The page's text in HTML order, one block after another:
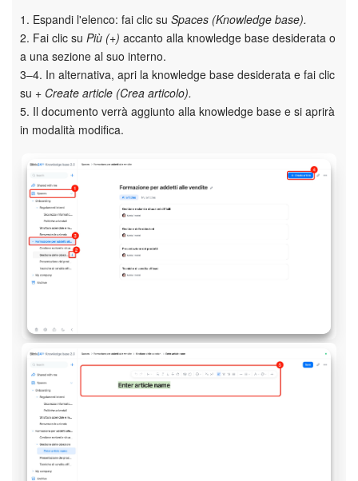
1. Espandi l'elenco: fai clic su Spaces (Knowledge base).
2. Fai clic su Più (+) accanto alla knowledge base desiderata o
a una sezione al suo interno.
3–4. In alternativa, apri la knowledge base desiderata e fai clic
su + Create article (Crea articolo).
5. Il documento verrà aggiunto alla knowledge base e si aprirà
in modalità modifica.